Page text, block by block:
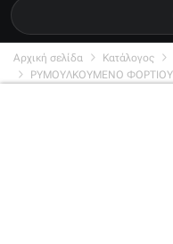
Αρχική σελίδα Κατάλογος
ΡΥΜΟΥΛΚΟΥΜΕΝΟ ΦΟΡΤΙΟΥ